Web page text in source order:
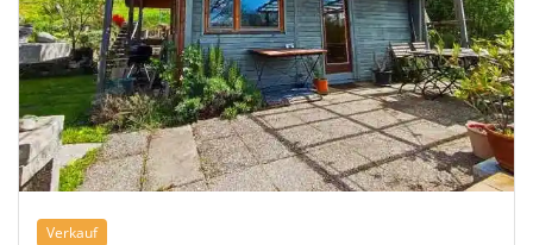
Verkauf